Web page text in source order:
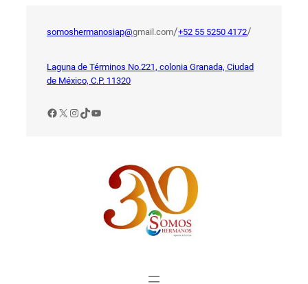
somoshermanosiap@gmail.com/+52 55 5250 4172/
Laguna de Términos No.221, colonia Granada, Ciudad
de México, C.P. 11320
Facebook
X Instagram
TikTok
YouTube